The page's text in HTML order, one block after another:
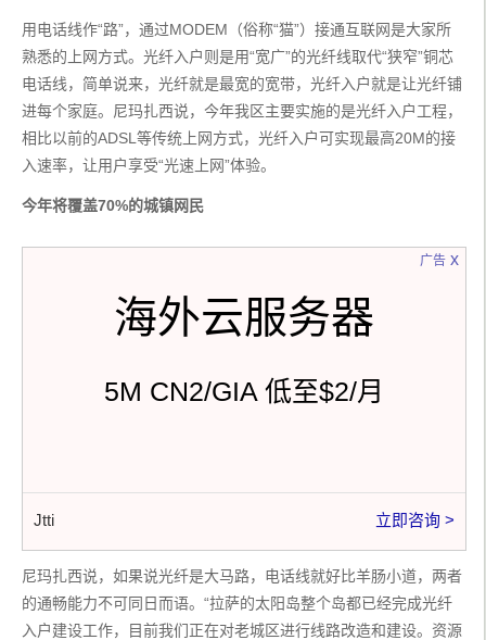
用电话线作“路”，通过MODEM（俗称“猫”）接通互联网是大家所
熟悉的上网方式。光纤入户则是用“宽广”的光纤线取代“狭窄”铜芯
电话线，简单说来，光纤就是最宽的宽带，光纤入户就是让光纤铺
进每个家庭。尼玛扎西说，今年我区主要实施的是光纤入户工程，
相比以前的ADSL等传统上网方式，光纤入户可实现最高20M的接
入速率，让用户享受“光速上网”体验。
今年将覆盖70%的城镇网民
广告
海外云服务器
5M CN2/GIA 低至$2/月
Jtti 立即咨询 >
x
尼玛扎西说，如果说光纤是大马路，电话线就好比羊肠小道，两者
的通畅能力不可同日而语。“拉萨的太阳岛整个岛都已经完成光纤
入户建设工作，目前我们正在对老城区进行线路改造和建设。资源